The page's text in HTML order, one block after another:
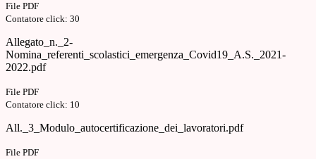
File PDF
Contatore click: 30
Allegato_n._2-
Nomina_referenti_scolastici_emergenza_Covid19_A.S._2021-
2022.pdf
File PDF
Contatore click: 10
All._3_Modulo_autocertificazione_dei_lavoratori.pdf
File PDF